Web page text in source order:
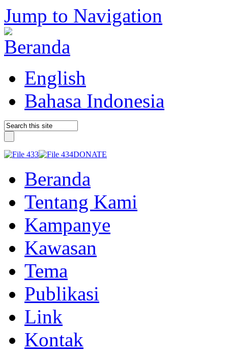
Jump to Navigation
English
Bahasa Indonesia
DONATE
Beranda
Tentang Kami
Kampanye
Kawasan
Tema
Publikasi
Link
Kontak